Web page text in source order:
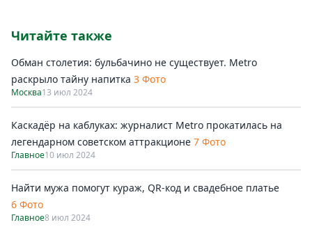
Читайте также
Обман столетия: бульбачино не существует. Metro
раскрыло тайну напитка 3 Фото
Москва13 июл 2024
Каскадёр на каблуках: журналист Metro прокатилась на
легендарном советском аттракционе 7 Фото
Главное10 июл 2024
Найти мужа помогут кураж, QR-код и свадебное платье
6 Фото
Главное8 июл 2024